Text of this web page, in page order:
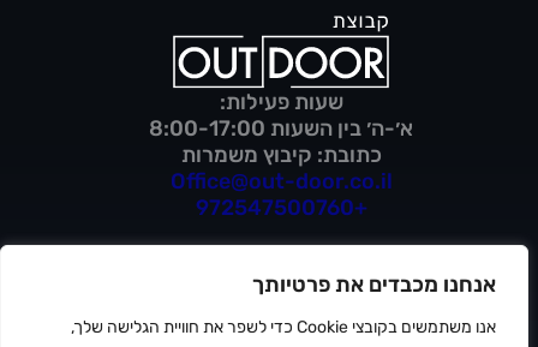
אנחנו מכבדים את פרטיותך
אנו משתמשים בקובצי Cookie כדי לשפר את חוויית הגלישה שלך,
שעות פעילות:
א׳-ה׳ בין השעות 8:00-17:00
כתובת: קיבוץ משמרות
Office@out-door.co.il
+972547500760
תנאי שימוש